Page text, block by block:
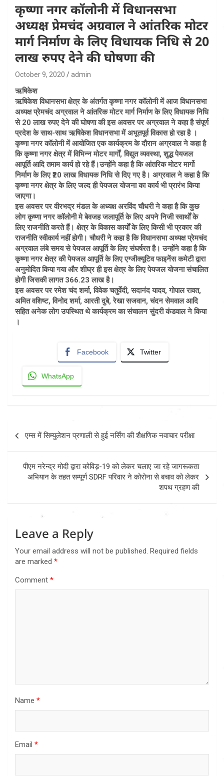
कृष्णा नगर कॉलोनी में विधानसभा
अध्यक्ष प्रेमचंद अग्रवाल ने आंतरिक मोटर
मार्ग निर्माण के लिए विधायक निधि से 20
लाख रुपए देने की घोषणा की
October 9, 2020 admin
ऋषिकेश
ऋषिकेश विधानसभा क्षेत्र के अंतर्गत कृष्णा नगर कॉलोनी में आज विधानसभा
अध्यक्ष प्रेमचंद अग्रवाल ने आंतरिक मोटर मार्ग निर्माण के लिए विधायक निधि
से 20 लाख रुपए देने की घोषणा की इस अवसर पर अग्रवाल ने कहा है संपूर्ण
प्रदेश के साथ-साथ ऋषिकेश विधानसभा में अभूतपूर्व विकास हो रहा है ।
कृष्णा नगर कॉलोनी में आयोजित एक कार्यक्रम के दौरान अग्रवाल ने कहा है
कि कृष्णा नगर क्षेत्र में विभिन्न मोटर मार्गों, विद्युत व्यवस्था, शुद्ध पेयजल
आपूर्ति आदि तमाम कार्य हो रहे हैं।उन्होंने कहा है कि आंतरिक मोटर मार्गो
निर्माण के लिए ₹20 लाख विधायक निधि से दिए गए है। अग्रवाल ने कहा है कि
कृष्णा नगर क्षेत्र के लिए जल्द ही पेयजल योजना का कार्य भी प्रारंभ किया
जाएगा।
इस अवसर पर वीरभद्र मंडल के अध्यक्ष अरविंद चौधरी ने कहा है कि कुछ
लोग कृष्णा नगर कॉलोनी मे बेवजह जलापूर्ति के लिए अपने निजी स्वार्थों के
लिए राजनीति करते हैं। क्षेत्र के विकास कार्यों के लिए किसी भी प्रकार की
राजनीति स्वीकार्य नहीं होगी। चौधरी ने कहा है कि विधानसभा अध्यक्ष प्रेमचंद
अग्रवाल लंबे समय से पेयजल आपूर्ति के लिए संघर्षरत है। उन्होंने कहा है कि
कृष्णा नगर क्षेत्र की पेयजल आपूर्ति के लिए एग्जीक्यूटिव फाइनेंस कमेटी द्वारा
अनुमोदित किया गया और शीघ्र ही इस क्षेत्र के लिए पेयजल योजना संचालित
होगी जिसकी लागत 366.23 लाख है।
इस अवसर पर रमेश चंद शर्मा, विवेक चतुर्वेदी, सदानंद यादव, गोपाल रावत,
अमित वशिष्ट, विनोद शर्मा, आरती दुबे, रेखा सजवान, चंदन सेमवाल आदि
सहित अनेक लोग उपस्थित थे कार्यक्रम का संचालन सुंदरी कंडवाल ने किया
।
Facebook Twitter
WhatsApp
navigation
एम्स में सिम्युलेशन प्रणाली से हुई नर्सिंग की शैक्षणिक नवाचार परीक्षा
पीएम नरेन्द्र मोदी द्वारा कोविड़-19 को लेकर चलाए जा रहे जागरूकता
अभियान के तहत सम्पूर्ण SDRF परिवार ने कोरोना से बचाव को लेकर
शपथ ग्रहण की
Leave a Reply
Your email address will not be published. Required fields
are marked *
Comment *
Name *
Email *